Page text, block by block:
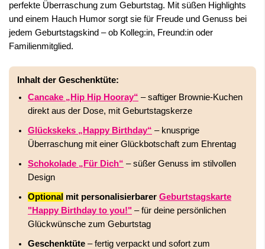
perfekte Überraschung zum Geburtstag. Mit süßen Highlights
und einem Hauch Humor sorgt sie für Freude und Genuss bei
jedem Geburtstagskind – ob Kolleg:in, Freund:in oder
Familienmitglied.
Inhalt der Geschenktüte:
Cancake „Hip Hip Hooray“ – saftiger Brownie-Kuchen
direkt aus der Dose, mit Geburtstagskerze
Glückskeks „Happy Birthday“ – knusprige
Überraschung mit einer Glückbotschaft zum Ehrentag
Schokolade „Für Dich“ – süßer Genuss im stilvollen
Design
Optional mit personalisierbarer Geburtstagskarte
"Happy Birthday to you!" – für deine persönlichen
Glückwünsche zum Geburtstag
Geschenktüte – fertig verpackt und sofort zum